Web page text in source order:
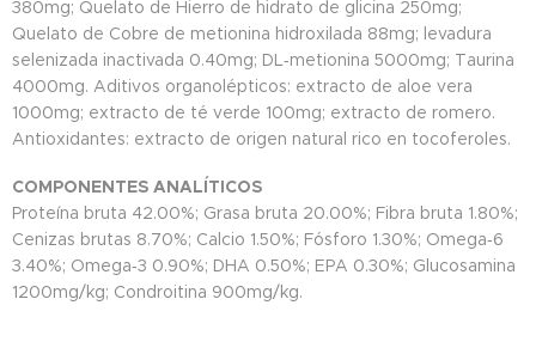
380mg; Quelato de Hierro de hidrato de glicina 250mg;
Quelato de Cobre de metionina hidroxilada 88mg; levadura
selenizada inactivada 0.40mg; DL‐metionina 5000mg; Taurina
4000mg. Aditivos organolépticos: extracto de aloe vera
1000mg; extracto de té verde 100mg; extracto de romero.
Antioxidantes: extracto de origen natural rico en tocoferoles.
COMPONENTES ANALÍTICOS
Proteína bruta 42.00%; Grasa bruta 20.00%; Fibra bruta 1.80%;
Cenizas brutas 8.70%; Calcio 1.50%; Fósforo 1.30%; Omega‐6
3.40%; Omega‐3 0.90%; DHA 0.50%; EPA 0.30%; Glucosamina
1200mg/kg; Condroitina 900mg/kg.